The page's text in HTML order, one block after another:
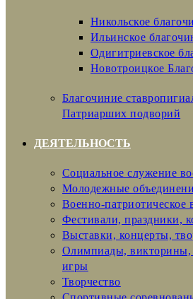
Никольское
Ильинское
Одигитриевское
Новотроицкое
Благочиние
Патриарших подворий
ДЕЯТЕЛЬНОСТЬ
Социальное служение
Молодежные
Военно-патриотическое
Фестивали, праздники,
Выставки, концерты,
Олимпиады, викторины,
игры
Творчество